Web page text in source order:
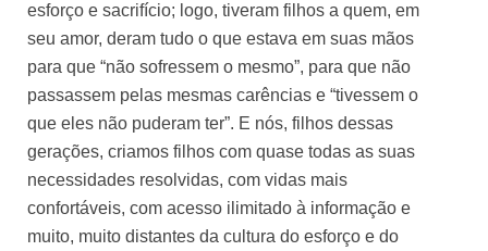
esforço e sacrifício; logo, tiveram filhos a quem, em
seu amor, deram tudo o que estava em suas mãos
para que “não sofressem o mesmo”, para que não
passassem pelas mesmas carências e “tivessem o
que eles não puderam ter”. E nós, filhos dessas
gerações, criamos filhos com quase todas as suas
necessidades resolvidas, com vidas mais
confortáveis, com acesso ilimitado à informação e
muito, muito distantes da cultura do esforço e do